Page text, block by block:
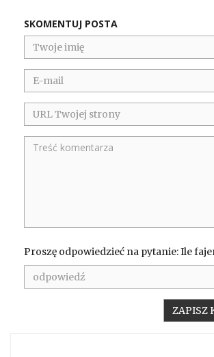
SKOMENTUJ POSTA
Proszę odpowiedzieć na pytanie: Ile